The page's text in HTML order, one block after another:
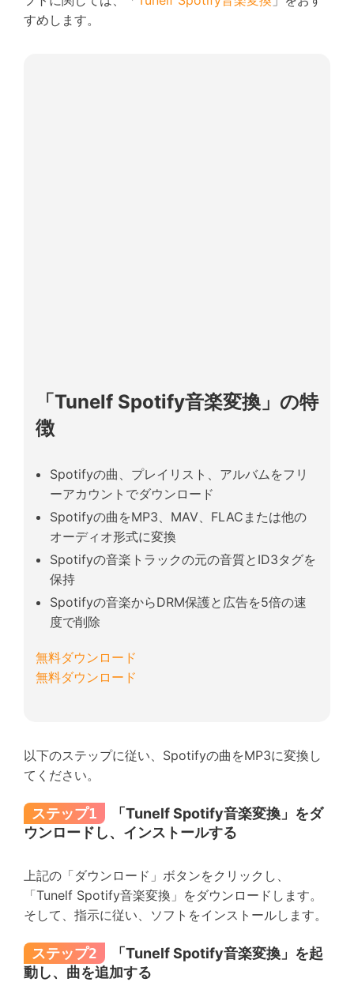
すめします。
「Tunelf Spotify音楽変換」の特
徴
Spotifyの曲、プレイリスト、アルバムをフリ
ーアカウントでダウンロード
Spotifyの曲をMP3、MAV、FLACまたは他の
オーディオ形式に変換
Spotifyの音楽トラックの元の音質とID3タグを
保持
Spotifyの音楽からDRM保護と広告を5倍の速
度で削除
無料ダウンロード
無料ダウンロード
以下のステップに従い、Spotifyの曲をMP3に変換し
てください。
ステップ1
「Tunelf Spotify音楽変換」をダ
ウンロードし、インストールする
上記の「ダウンロード」ボタンをクリックし、
「Tunelf Spotify音楽変換」をダウンロードします。
そして、指示に従い、ソフトをインストールします。
ステップ2
「Tunelf Spotify音楽変換」を起
動し、曲を追加する